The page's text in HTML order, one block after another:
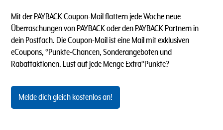
Mit der PAYBACK Coupon-Mail flattern jede Woche neue
Überraschungen von PAYBACK oder den PAYBACK Partnern in
dein Postfach. Die Coupon-Mail ist eine Mail mit exklusiven
eCoupons, °Punkte-Chancen, Sonderangeboten und
Rabattaktionen. Lust auf jede Menge Extra°Punkte?
Melde dich gleich kostenlos an!